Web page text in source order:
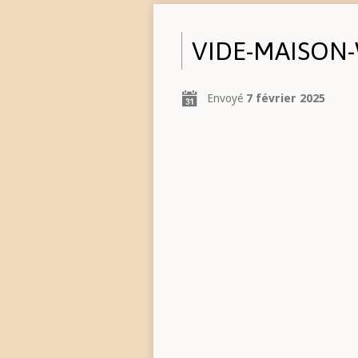
VIDE-
Envoyé 7 février 2025